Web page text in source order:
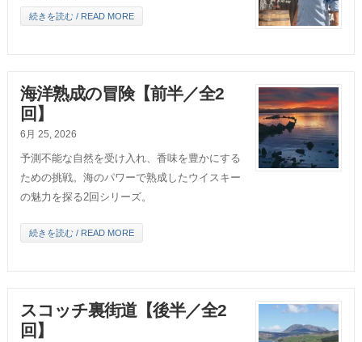
続きを読む / READ MORE
海洋熟成の冒険【前半／全2
回】
6月 25, 2026
予測不能な自然を受け入れ、香味を豊かにする
ための挑戦。海のパワーで熟成したウイスキー
の魅力を探る2回シリーズ。
続きを読む / READ MORE
スコッチ裏街道【後半／全2
回】